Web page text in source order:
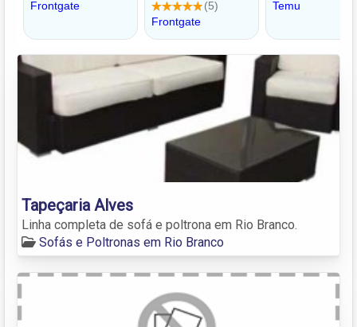
Tapeçaria Alves
Linha completa de sofá e poltrona em Rio Branco.
Sofás e Poltronas em Rio Branco